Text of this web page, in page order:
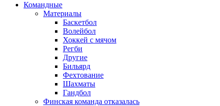
Командные
Материалы
Баскетбол
Волейбол
Хоккей с мячом
Регби
Другие
Бильярд
Фехтование
Шахматы
Гандбол
Финская команда отказалась